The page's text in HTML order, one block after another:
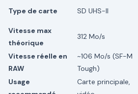
Type de carte SD UHS-II
Vitesse max
théorique
312 Mo/s
Vitesse réelle en
RAW
~106 Mo/s (SF-M
Tough)
Usage
Carte principale,